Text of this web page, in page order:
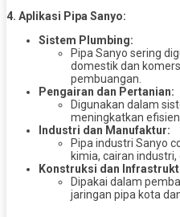
4. Aplikasi Pipa Sanyo:
Sistem Plumbing:
Pipa Sanyo sering
domestik dan
pembuangan.
Pengairan dan Pertanian:
Digunakan dalam
meningkatkan
Industri dan Manufaktur:
Pipa industri Sanyo
kimia, cairan
Konstruksi dan
Dipakai dalam
jaringan pipa kota